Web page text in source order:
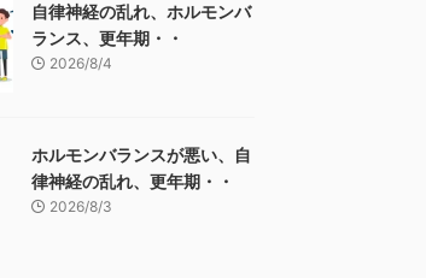
自律神経の乱れ、ホルモンバ
ランス、更年期・・
2026/8/4
ホルモンバランスが悪い、自
律神経の乱れ、更年期・・
2026/8/3